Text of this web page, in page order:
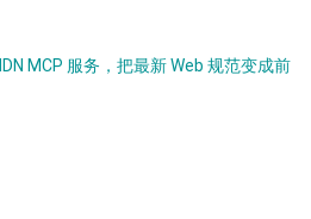
MCP 服务，把最新 Web 规范变成前